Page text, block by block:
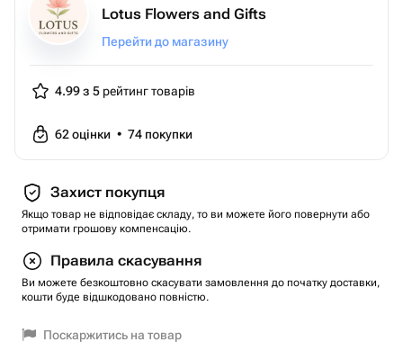
Lotus Flowers and Gifts
Перейти до магазину
4.99 з 5 рейтинг товарів
62оцінки • 74 покупки
Захист покупця
Якщо товар не відповідає складу, то ви можете його повернути або
отримати грошову компенсацію.
Правила скасування
Ви можете безкоштовно скасувати замовлення до початку доставки,
кошти буде відшкодовано повністю.
Поскаржитись на товар